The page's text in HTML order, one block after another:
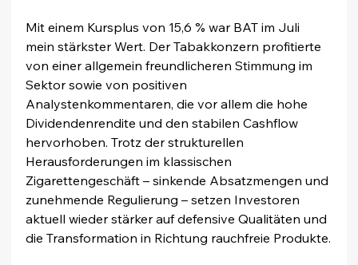
Mit einem Kursplus von 15,6 % war BAT im Juli
mein stärkster Wert. Der Tabakkonzern profitierte
von einer allgemein freundlicheren Stimmung im
Sektor sowie von positiven
Analystenkommentaren, die vor allem die hohe
Dividendenrendite und den stabilen Cashflow
hervorhoben. Trotz der strukturellen
Herausforderungen im klassischen
Zigarettengeschäft – sinkende Absatzmengen und
zunehmende Regulierung – setzen Investoren
aktuell wieder stärker auf defensive Qualitäten und
die Transformation in Richtung rauchfreie Produkte.